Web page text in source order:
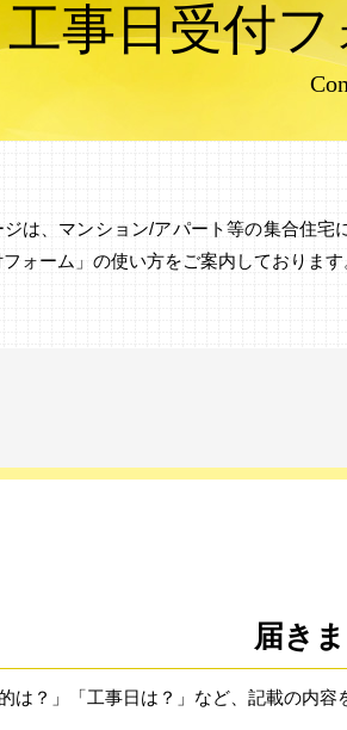
工事日受付
ジは、マンション/アパート等の集合住
ォーム」の使い方をご案内しております
届き
的は？」「工事日は？」など、記載の内